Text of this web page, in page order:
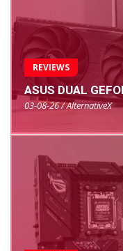
REVIEWS
ASUS DUAL
03-08-26 / AlternativeX